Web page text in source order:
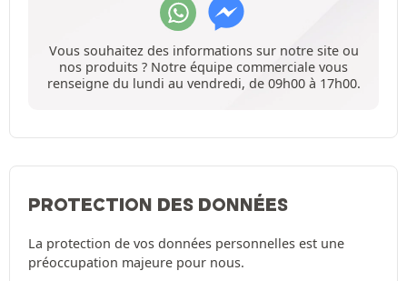
Vous souhaitez des informations sur notre site ou
nos produits ? Notre équipe commerciale vous
renseigne du lundi au vendredi, de 09h00 à 17h00.
PROTECTION DES DONNÉES
La protection de vos données personnelles est une
préoccupation majeure pour nous.